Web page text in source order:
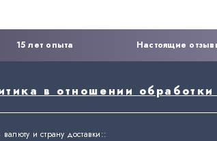
15 лет опыта Настоящие
в отношении
валюту и страну доставки::